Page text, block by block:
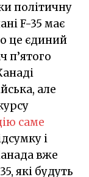
політичну
F-35 має
це єдиний
п’ятого
але
саме
і
вже
які будуть